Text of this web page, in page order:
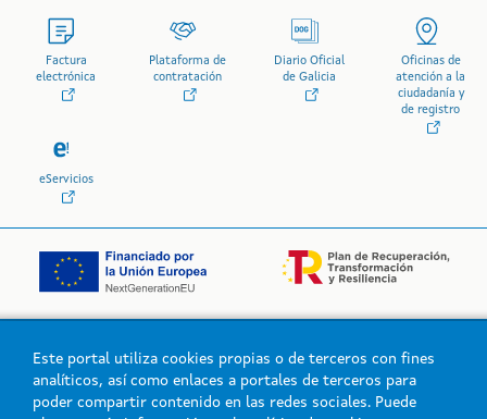
Factura
electrónica
Plataforma de
contratación
Diario Oficial
de Galicia
Oficinas de
atención a la
ciudadanía y
de registro
eServicios
Logo de la Xunta de Galicia
Este portal utiliza cookies propias o de terceros con fines
analíticos, así como enlaces a portales de terceros para
poder compartir contenido en las redes sociales. Puede